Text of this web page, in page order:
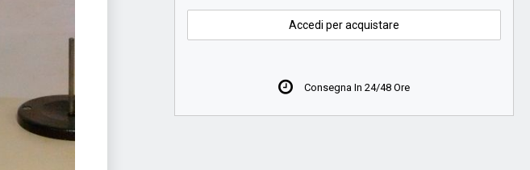
Accedi per acquistare
Consegna In 24/48 Ore